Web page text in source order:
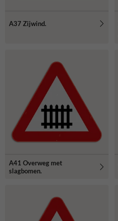
A37 Zijwind.
A41 Overweg met
slagbomen.